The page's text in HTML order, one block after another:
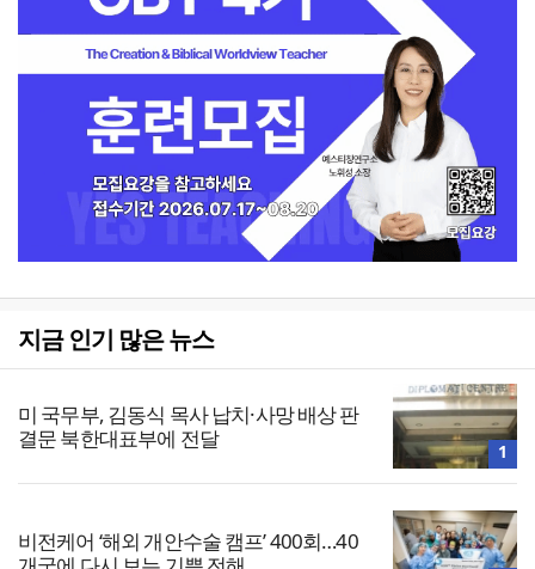
지금 인기 많은 뉴스
미 국무부, 김동식 목사 납치·사망 배상 판
결문 북한대표부에 전달
1
비전케어 ‘해외 개안수술 캠프’ 400회…40